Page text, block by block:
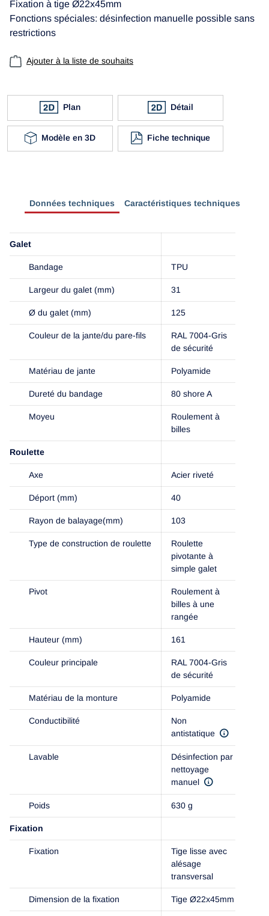
Fixation à tige Ø22x45mm
Fonctions spéciales: désinfection manuelle possible sans
restrictions
Ajouter à la liste de souhaits
Plan Détail
Modèle en 3D Fiche technique
Données techniques Caractéristiques techniques
Galet
Bandage TPU
Largeur du galet (mm) 31
Ø du galet (mm) 125
Couleur de la jante/du pare-fils
RAL 7004-Gris
de sécurité
Matériau de jante Polyamide
Dureté du bandage 80 shore A
Moyeu
Roulement à
billes
Roulette
Axe Acier riveté
Déport (mm) 40
Rayon de balayage(mm) 103
Type de construction de roulette
Roulette
pivotante à
simple galet
Pivot
Roulement à
billes à une
rangée
Hauteur (mm) 161
Couleur principale
RAL 7004-Gris
de sécurité
Matériau de la monture Polyamide
Conductibilité
Non
antistatique
Lavable
Désinfection par
nettoyage
manuel
Poids 630 g
Fixation
Fixation
Tige lisse avec
alésage
transversal
Dimension de la fixation Tige Ø22x45mm